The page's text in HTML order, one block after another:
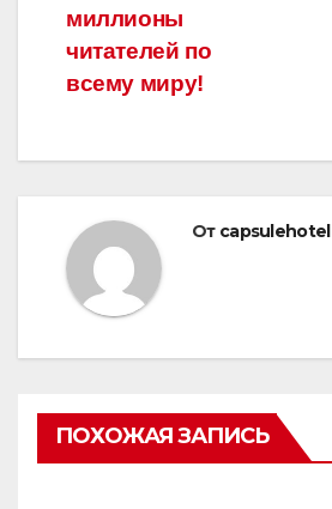
миллионы
читателей по
всему миру!
От capsulehotel
ПОХОЖАЯ ЗАПИСЬ